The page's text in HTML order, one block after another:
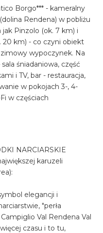
Borgo*** - kameralny
Rendena) w pobliżu
Pinzolo (ok. 7 km) i
20 km) - co czyni obiekt
wypoczynek. Na
śniadaniowa, część
i TV, bar - restauracja,
w pokojach 3-, 4-
w częściach
NARCIARSKIE
karuzeli
elegancji i
"perła
Val Rendena Val
czasu i to tu,